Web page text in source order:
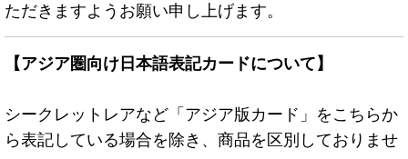
ただきますようお願い申し上げます。
【アジア圏向け日本語表記カードについて】
シークレットレアなど「アジア版カード」をこちらか
ら表記している場合を除き、商品を区別しておりませ